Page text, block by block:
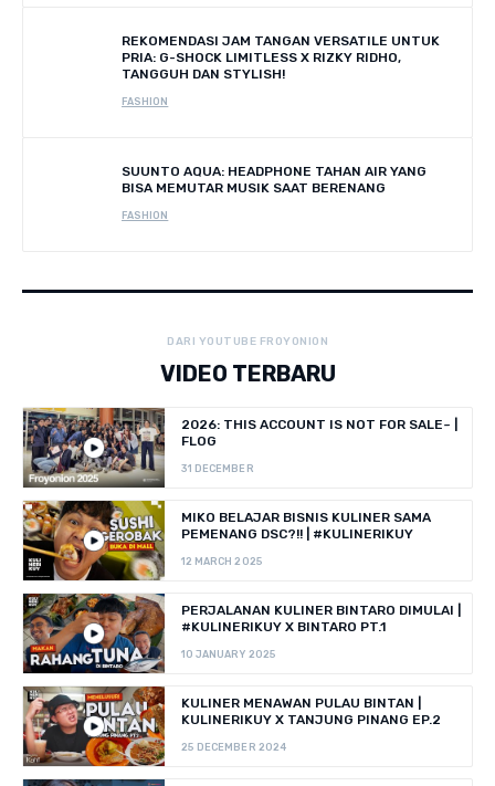
REKOMENDASI JAM TANGAN VERSATILE UNTUK
PRIA: G-SHOCK LIMITLESS X RIZKY RIDHO,
TANGGUH DAN STYLISH!
FASHION
SUUNTO AQUA: HEADPHONE TAHAN AIR YANG
BISA MEMUTAR MUSIK SAAT BERENANG
FASHION
DARI YOUTUBE FROYONION
VIDEO TERBARU
2026: THIS ACCOUNT IS NOT FOR SALE~ |
FLOG
31 DECEMBER
MIKO BELAJAR BISNIS KULINER SAMA
PEMENANG DSC?!! | #KULINERIKUY
12 MARCH 2025
PERJALANAN KULINER BINTARO DIMULAI |
#KULINERIKUY X BINTARO PT.1
10 JANUARY 2025
KULINER MENAWAN PULAU BINTAN |
KULINERIKUY X TANJUNG PINANG EP.2
25 DECEMBER 2024